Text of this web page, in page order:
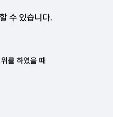
수 있습니다.
를 하였을 때